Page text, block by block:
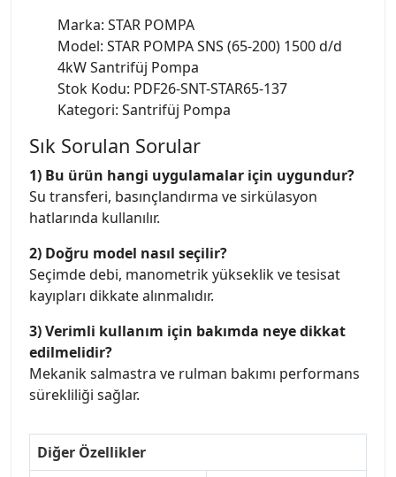
Marka: STAR POMPA
Model: STAR POMPA SNS (65-200) 1500 d/d
4kW Santrifüj Pompa
Stok Kodu: PDF26-SNT-STAR65-137
Kategori: Santrifüj Pompa
Sık Sorulan Sorular
1) Bu ürün hangi uygulamalar için uygundur?
Su transferi, basınçlandırma ve sirkülasyon
hatlarında kullanılır.
2) Doğru model nasıl seçilir?
Seçimde debi, manometrik yükseklik ve tesisat
kayıpları dikkate alınmalıdır.
3) Verimli kullanım için bakımda neye dikkat
edilmelidir?
Mekanik salmastra ve rulman bakımı performans
sürekliliği sağlar.
Diğer Özellikler